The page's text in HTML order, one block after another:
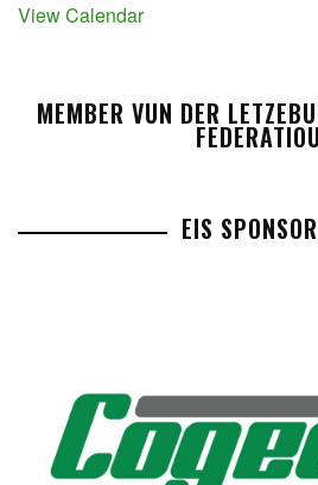
View Calendar
MEMBER VUN DER
EIS